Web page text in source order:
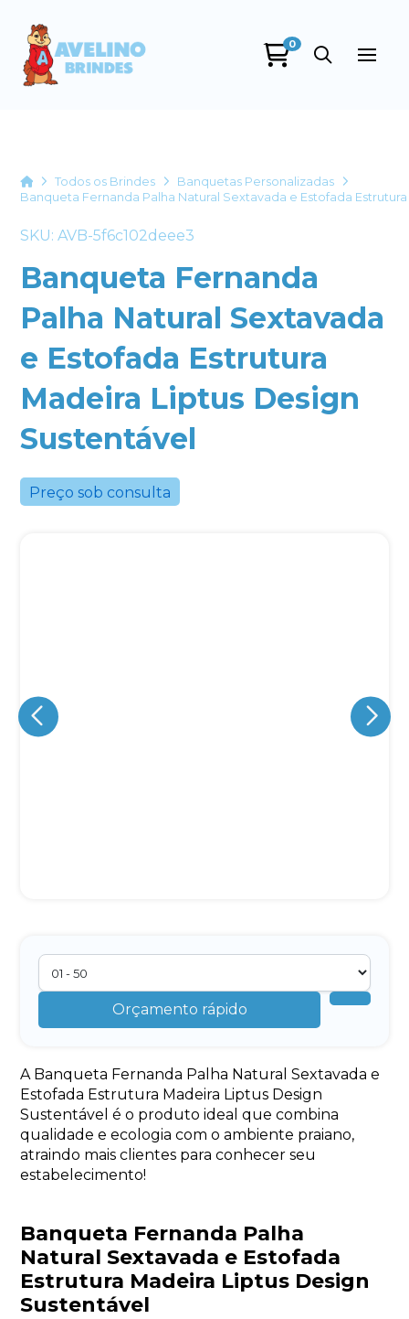
0
HomeTodos os Brindes
Banquetas Personalizadas
Banqueta Fernanda Palha Natural Sextavada e Estofada
SKU: AVB-5f6c102deee3
Banqueta Fernanda
Palha Natural Sextavada
e Estofada Estrutura
Madeira Liptus Design
Sustentável
Preço sob consulta
Orçamento rápido
A Banqueta Fernanda Palha Natural Sextavada e
Estofada Estrutura Madeira Liptus Design
Sustentável é o produto ideal que combina
qualidade e ecologia com o ambiente praiano,
atraindo mais clientes para conhecer seu
estabelecimento!
Banqueta Fernanda Palha
Natural Sextavada e Estofada
Estrutura Madeira Liptus Design
Sustentável